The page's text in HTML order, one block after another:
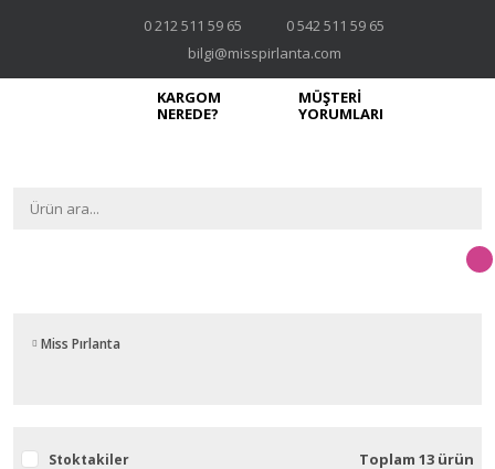
0 212 511 59 65
0 542 511 59 65
bilgi@misspirlanta.com
KARGOM
NEREDE?
MÜŞTERİ
YORUMLARI
Miss Pırlanta
Stoktakiler Toplam 13 ürün